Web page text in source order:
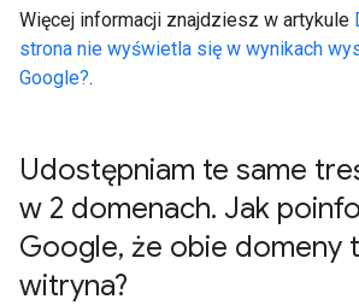
Więcej informacji znajdziesz w artykule
strona nie wyświetla się w wynikach
Google?.
Udostępniam te same
w 2 domenach. Jak
Google, że obie domeny
witryna?